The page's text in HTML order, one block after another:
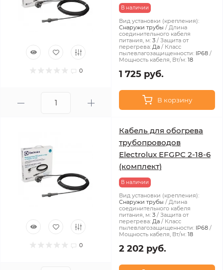
0
В наличии
Вид установки (крепления):
Снаружи трубы
Длина
соединительного кабеля
питания, м: 3
Защита от
перегрева: Да
Класс
пылевлагозащищенности: IP68
Мощность кабеля, Вт/м: 18
1 725 руб.
В корзину
0
Кабель для обогрева
трубопроводов
Electrolux EFGPC 2-18-6
(комплект)
В наличии
Вид установки (крепления):
Снаружи трубы
Длина
соединительного кабеля
питания, м: 3
Защита от
перегрева: Да
Класс
пылевлагозащищенности: IP68
Мощность кабеля, Вт/м: 18
2 202 руб.